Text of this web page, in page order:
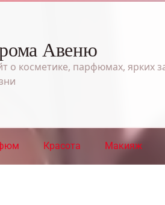
Авеню
о косметике, парфюмах, ярких
Красота Макияж